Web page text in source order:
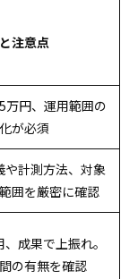
注意点
万円、運用範囲の
が必須
や計測方法、対象
囲を厳密に確認
成果で上振れ。
の有無を確認